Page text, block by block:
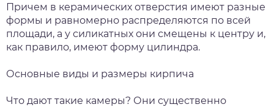
Причем в керамических отверстия имеют разные
формы и равномерно распределяются по всей
площади, а у силикатных они смещены к центру и,
как правило, имеют форму цилиндра.
Основные виды и размеры кирпича
Что дают такие камеры? Они существенно